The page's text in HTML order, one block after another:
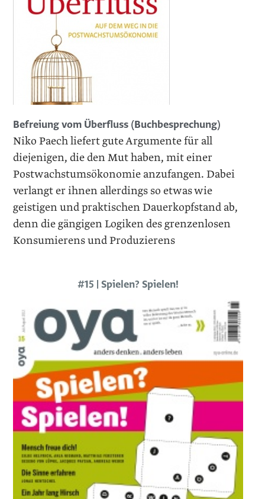
Befreiung vom Überfluss (Buchbesprechung)
Niko Paech liefert gute Argumente für all
diejenigen, die den Mut haben, mit einer
Postwachstumsökonomie anzufangen. Dabei
verlangt er ihnen allerdings so etwas wie
geistigen und praktischen Dauerkopfstand ab,
denn die gängigen Logiken des grenzenlosen
Konsumierens und Produzierens
#15 | Spielen? Spielen!